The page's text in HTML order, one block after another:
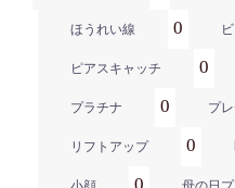
ほうれい線 0
ピアスキャッチ 0
プラチナ 0 プ
リフトアップ 0